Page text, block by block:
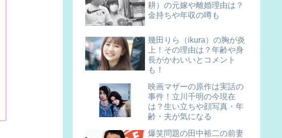
耕）の元嫁や離婚理由は？
金持ちや年収の噂も
幾田りら（ikura）の胸が炎
上！その理由は？年齢や身
長がかわいいとコメント
も！
映画マザーの原作は実話の
事件！立川千明の今現在
は？生い立ちや顔写真・年
齢・夫が気になる
爆笑問題の田中裕二の前妻